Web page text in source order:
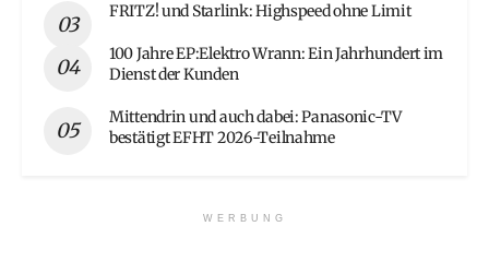
FRITZ! und Starlink: Highspeed ohne Limit
100 Jahre EP:Elektro Wrann: Ein Jahrhundert im
Dienst der Kunden
Mittendrin und auch dabei: Panasonic-TV
bestätigt EFHT 2026-Teilnahme
WERBUNG